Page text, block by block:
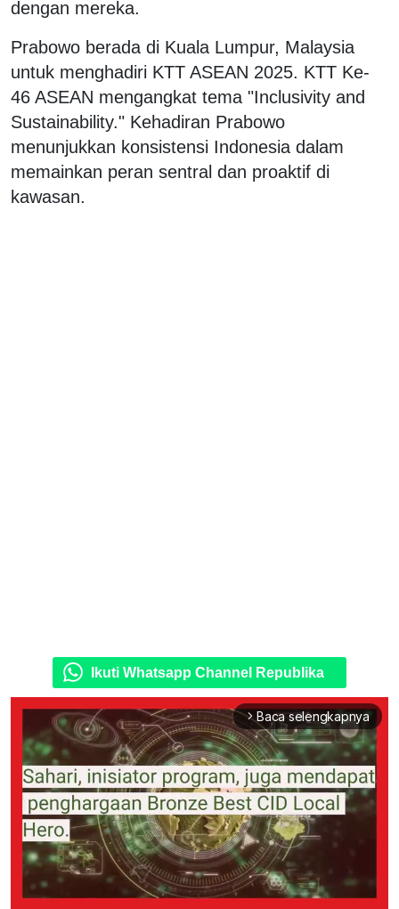
dengan mereka.
Prabowo berada di Kuala Lumpur, Malaysia
untuk menghadiri KTT ASEAN 2025. KTT Ke-
46 ASEAN mengangkat tema "Inclusivity and
Sustainability." Kehadiran Prabowo
menunjukkan konsistensi Indonesia dalam
memainkan peran sentral dan proaktif di
kawasan.
Ikuti Whatsapp Channel Republika
arrow_forward_ios Baca selengkapnya